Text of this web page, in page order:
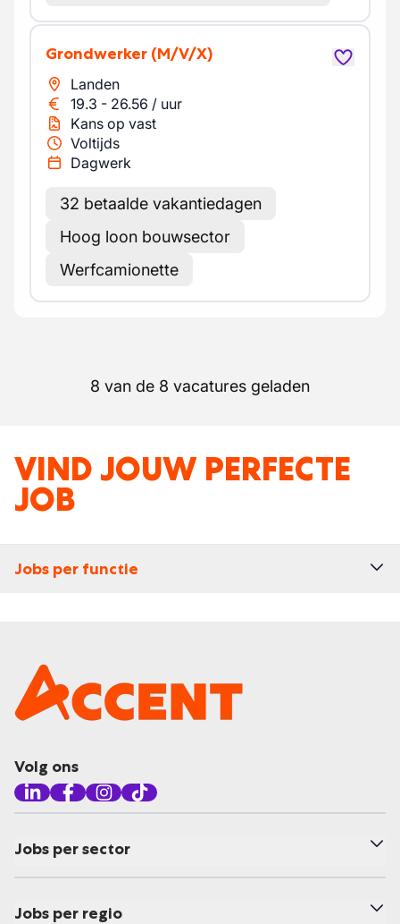
Grondwerker (M/V/X)
Landen
19.3 - 26.56 / uur
Kans op vast
Voltijds
Dagwerk
32 betaalde vakantiedagen
Hoog loon bouwsector
Werfcamionette
8 van de 8 vacatures geladen
VIND JOUW PERFECTE
JOB
Jobs per functie
Volg ons
Jobs per sector
Jobs per regio